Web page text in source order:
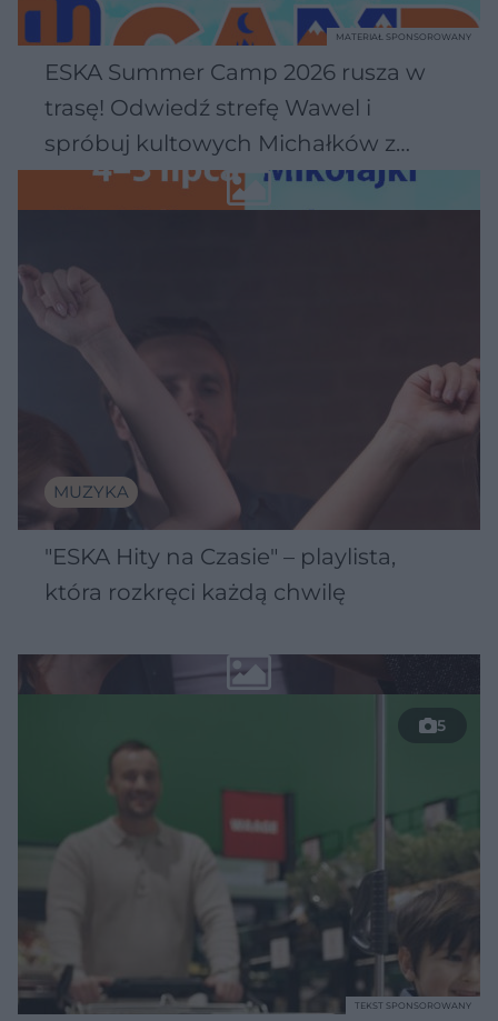
ESKA Summer Camp 2026 rusza w
trasę! Odwiedź strefę Wawel i
spróbuj kultowych Michałków z
Wawelu
MATERIAŁ SPONSOROWANY
MUZYKA
"ESKA Hity na Czasie" – playlista,
która rozkręci każdą chwilę
5
TEKST SPONSOROWANY